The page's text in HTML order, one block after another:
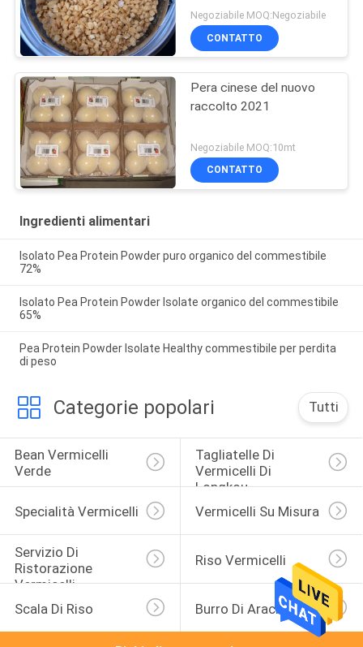
Negoziabile MOQ:Negoziabile
CONTATTO
Pera cinese del nuovo
raccolto 2021
Negoziabile MOQ:10mt
CONTATTO
Ingredienti alimentari
Isolato Pea Protein Powder puro organico del commestibile
72%
Isolato Pea Protein Powder Isolate organico del commestibile
65%
Pea Protein Powder Isolate Healthy commestibile per perdita
di peso
Categorie popolari Tutti
Bean Vermicelli
Verde
Tagliatelle Di
Vermicelli Di
Longkou
Specialità Vermicelli
Vermicelli Su Misura
Servizio Di
Ristorazione
Vermicelli
Riso Vermicelli
Scala Di Riso Burro Di Arachidi